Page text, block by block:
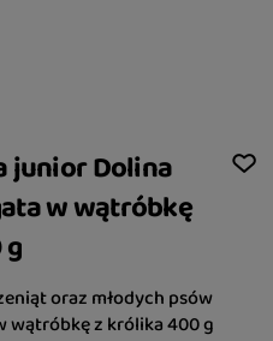
junior Dolina
w wątróbkę
oraz młodych psów
wątróbkę z królika 400 g